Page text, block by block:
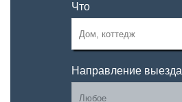
Что
Направление выезда